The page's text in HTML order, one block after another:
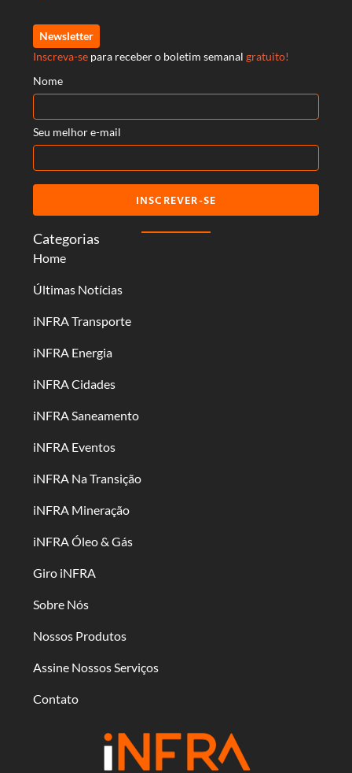
Categorias
Home
Últimas Notícias
iNFRA Transporte
iNFRA Energia
iNFRA Cidades
iNFRA Saneamento
iNFRA Eventos
iNFRA Na Transição
iNFRA Mineração
iNFRA Óleo & Gás
Giro iNFRA
Sobre Nós
Nossos Produtos
Assine Nossos Serviços
Contato
Newsletter
Inscreva-se para receber o boletim semanal gratuito!
Nome
Seu melhor e-mail
INSCREVER-SE